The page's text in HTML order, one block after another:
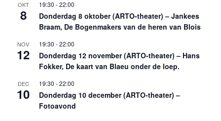
OKT
8
19:30 -22:00
Donderdag 8 oktober (ARTO-theater) – Jankees
Braam, De Bogenmakers van de heren van Blois
NOV
12
19:30 -22:00
Donderdag 12 november (ARTO-theater) – Hans
Fokker, De kaart van Blaeu onder de loep.
DEC
10
19:30 -22:00
Donderdag 10 december (ARTO-theater) –
Fotoavond